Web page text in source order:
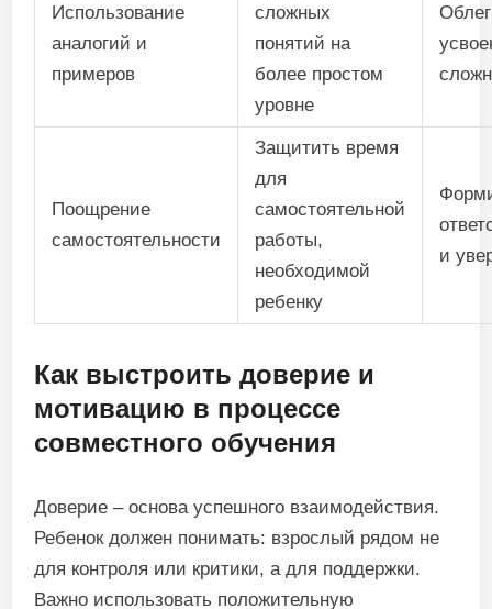
Использование
аналогий и
примеров
сложных
понятий на
более простом
уровне
Поощрение
самостоятельности
Защитить время
для
самостоятельной
работы,
необходимой
ребенку
и
Как выстроить доверие и
мотивацию в процессе
совместного обучения
Доверие – основа успешного взаимодействия.
Ребенок должен понимать: взрослый рядом не
для контроля или критики, а для поддержки.
Важно использовать положительную